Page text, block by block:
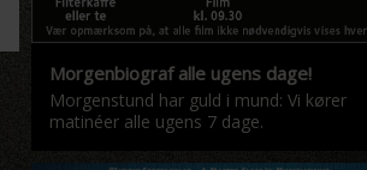
Morgenbiograf alle ugens dage!
Morgenstund har guld i mund: Vi kører
matinéer alle ugens 7 dage.